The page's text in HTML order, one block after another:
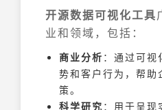
开源数据可视化工具
业和领域，包括：
商业分析 ：通过可视
势和客户行为，帮助
策。
科学研究 ：用于呈现